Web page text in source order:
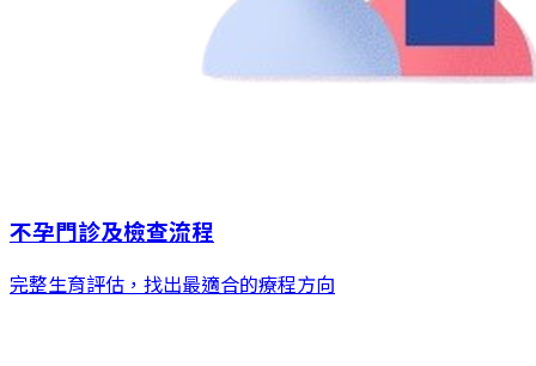
不孕門診及檢查流程
完整生育評估，找出最適合的療程方向